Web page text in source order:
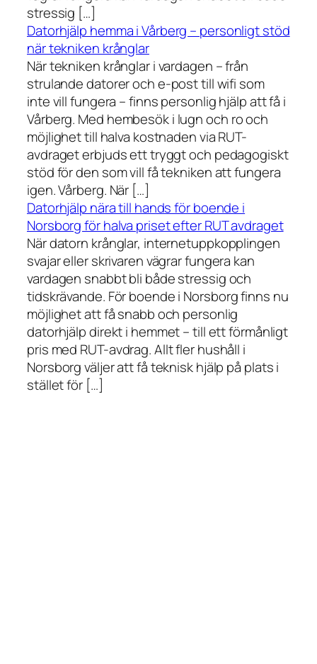
stressig […]
Datorhjälp hemma i Vårberg – personligt stöd
när tekniken krånglar
När tekniken krånglar i vardagen – från
strulande datorer och e-post till wifi som
inte vill fungera – finns personlig hjälp att få i
Vårberg. Med hembesök i lugn och ro och
möjlighet till halva kostnaden via RUT-
avdraget erbjuds ett tryggt och pedagogiskt
stöd för den som vill få tekniken att fungera
igen. Vårberg. När […]
Datorhjälp nära till hands för boende i
Norsborg för halva priset efter RUT avdraget
När datorn krånglar, internetuppkopplingen
svajar eller skrivaren vägrar fungera kan
vardagen snabbt bli både stressig och
tidskrävande. För boende i Norsborg finns nu
möjlighet att få snabb och personlig
datorhjälp direkt i hemmet – till ett förmånligt
pris med RUT-avdrag. Allt fler hushåll i
Norsborg väljer att få teknisk hjälp på plats i
stället för […]